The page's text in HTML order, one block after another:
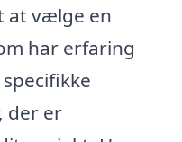
at vælge en
har erfaring
der er